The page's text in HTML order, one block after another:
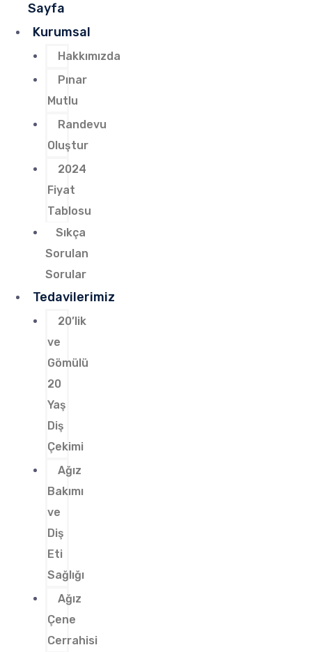
Sayfa
Kurumsal
Hakkımızda
Pınar
Mutlu
Randevu
Oluştur
2024
Fiyat
Tablosu
Sıkça
Sorulan
Sorular
Tedavilerimiz
20’lik
ve
Gömülü
20
Yaş
Diş
Çekimi
Ağız
Bakımı
ve
Diş
Eti
Sağlığı
Ağız
Çene
Cerrahisi